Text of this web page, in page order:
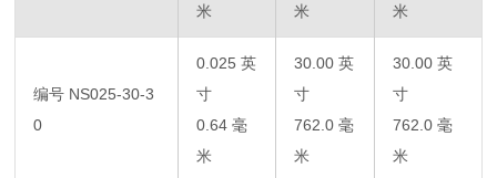
米
米
米
编号 NS025-30-3
0
0.025 英
寸
0.64 毫
米
30.00 英
寸
762.0 毫
米
30.00 英
寸
762.0 毫
米